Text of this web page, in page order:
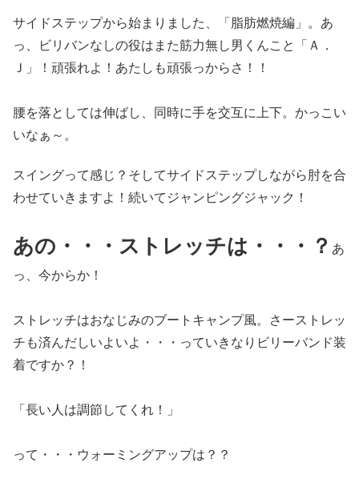
サイドステップから始まりました、「脂肪燃焼編」。あ
っ、ビリバンなしの役はまた筋力無し男くんこと「Ａ．
Ｊ」！頑張れよ！あたしも頑張っからさ！！
腰を落としては伸ばし、同時に手を交互に上下。かっこい
いなぁ～。
スイングって感じ？そしてサイドステップしながら肘を合
わせていきますよ！続いてジャンピングジャック！
あの・・・ストレッチは・・・？ あ
っ、今からか！
ストレッチはおなじみのブートキャンプ風。さーストレッ
チも済んだしいよいよ・・・っていきなりビリーバンド装
着ですか？！
「長い人は調節してくれ！」
って・・・ウォーミングアップは？？